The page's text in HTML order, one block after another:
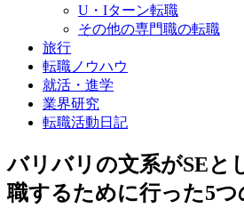
U・Iターン転職
その他の専門職の転職
旅行
転職ノウハウ
就活・進学
業界研究
転職活動日記
バリバリの文系がSEと
職するために行った5つ